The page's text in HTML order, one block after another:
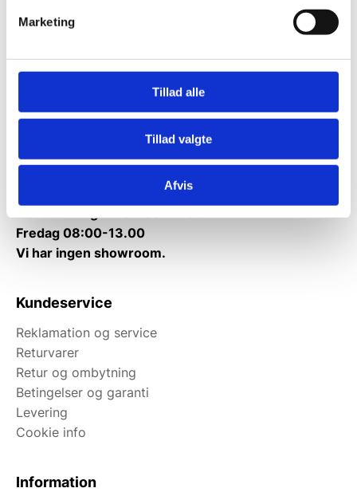
Marketing
Tillad alle
Tillad valgte
Afvis
7430 Ikast
Telefon træffetid:
Kontakt@gastrobutikken.dk
Tlf.71 99 30 98
Mandag til torsdag: 10:00 – 14:00.
Fredag: Telefonlukket.
Fredag 08:00-13.00
Vi har ingen showroom.
Kundeservice
Reklamation og service
Returvarer
Retur og ombytning
Betingelser og garanti
Levering
Cookie info
Information